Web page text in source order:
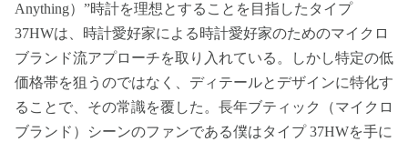
Anything）”時計を理想とすることを目指したタイプ
37HWは、時計愛好家による時計愛好家のためのマイクロ
ブランド流アプローチを取り入れている。しかし特定の低
価格帯を狙うのではなく、ディテールとデザインに特化す
ることで、その常識を覆した。長年ブティック（マイクロ
ブランド）シーンのファンである僕はタイプ 37HWを手に